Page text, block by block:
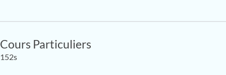
Cours Particuliers
152s